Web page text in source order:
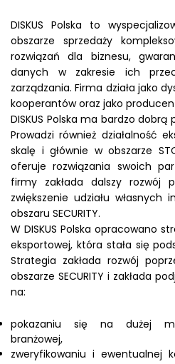
DISKUS Polska to
obszarze sprzedaży
rozwiązań dla biznesu,
danych w zakresie ich
zarządzania. Firma działa jako
kooperantów oraz jako
DISKUS Polska ma bardzo
Prowadzi również działalność
skalę i głównie w obszarze
oferuje rozwiązania swoich
firmy zakłada dalszy rozwój
zwiększenie udziału własnych
obszaru SECURITY.
W DISKUS Polska opracowano
eksportowej, która stała się
Strategia zakłada rozwój
obszarze SECURITY i zakłada
na:
pokazaniu się na dużej
branżowej,
zweryfikowaniu i ewentualnej